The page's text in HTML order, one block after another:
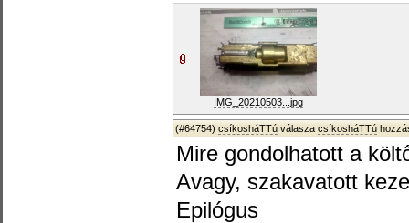
IMG_20210503...jpg
(#64754) csíkosháTTú válasza csíkosháTTú
Mire gondolhatott a
Avagy, szakavatott
Epilógus